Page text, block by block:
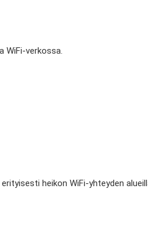
WiFi-verkossa.
heikon WiFi-yhteyden